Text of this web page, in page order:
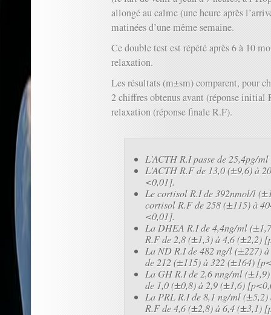
allongé au calme (une heure après
matinées d’une même semaine.
Ce double test est répété après 6 à 10
relaxation.
Les résultats (m±sm) comparent, pour
2 chiffres obtenus avant (réponse initial
relaxation (réponse finale R.F).
L’ACTH R.I passe de 25,4pg/
L’ACTH R.F de 13,0 (±9,6) à
<0,01].
Le cortisol R.I de 392nmol/l
cortisol R.F de 258 (±115) à
<0,01].
La DHEA R.I de 4,4ng/ml
R.F de 2,8 (±1,3) à 4,6 (±2,2)
La ND R.I de 482 ng/l (±227)
de 212 (±115) à 322 (±164)
La GH R.I de 2,6 nng/ml
de 1,0 (±0,8) à 2,9 (±1,6)
La PRL R.I de 8,1 ng/ml
R.F de 4,6 (±2,8) à 6,4 (±3,1)